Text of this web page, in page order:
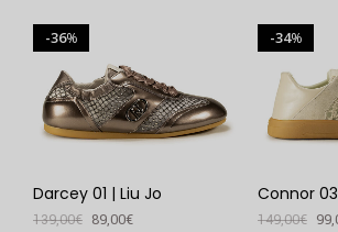
%
36
Darcey 01 | Liu Jo
139,00€ 89,00€
%
34
Connor
149,00€